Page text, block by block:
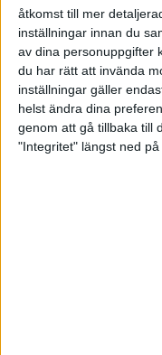
åtkomst till mer
inställningar innan du
av dina personuppgifter
du har rätt att invända
inställningar gäller
helst ändra dina
genom att gå tillbaka till
"Integritet" längst ned på
Intresset ökar för
26 jun 1998
Värmemara
24 jun 1998